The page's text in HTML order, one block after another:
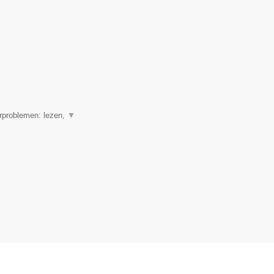
lezen, ▼